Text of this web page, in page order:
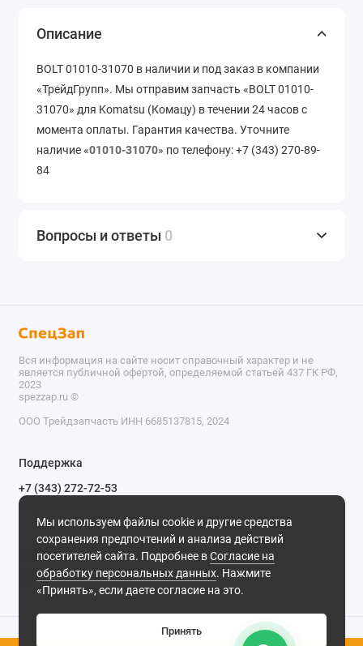
Описание
BOLT 01010-31070 в наличии и под заказ в компании
«ТрейдГрупп». Мы отправим запчасть «BOLT 01010-
31070» для Komatsu (Комацу) в течении 24 часов с
момента оплаты. Гарантия качества. Уточните
наличие «01010-31070» по телефону: +7 (343) 270-89-
84
Вопросы и ответы 0
Мы используем файлы cookie и другие средства
сохранения предпочтений и анализа действий
посетителей сайта. Подробнее вСогласие на
обработку персональных данных. Нажмите
«Принять», если даете согласие на это.
Принять
Вся информация на сайте носит справочный характер и не
является публичной офертой, определяемой статьей 437 ГК РФ,
2023
spezzap.ru ©️
ООО Трейдзапчасть ИНН 6685137815, 2024
Поддержка
+7 (343) 272-72-53
Обратный звонок
620030, г. Екатеринбург, ул. Карьерная, д. 14, оф. 14.
Мы в сети